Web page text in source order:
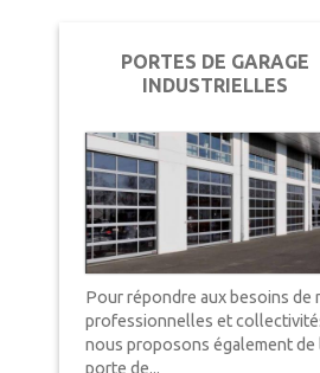
PORTES DE GARAGE
INDUSTRIELLES
Pour répondre aux besoins de
professionnelles et
nous proposons également de
porte de...